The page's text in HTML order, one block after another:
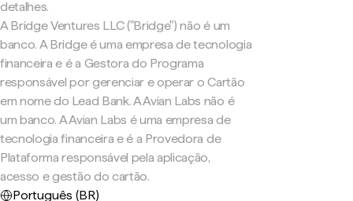
detalhes.
A Bridge Ventures LLC ("Bridge") não é um
banco. A Bridge é uma empresa de tecnologia
financeira e é a Gestora do Programa
responsável por gerenciar e operar o Cartão
em nome do Lead Bank. A Avian Labs não é
um banco. A Avian Labs é uma empresa de
tecnologia financeira e é a Provedora de
Plataforma responsável pela aplicação,
acesso e gestão do cartão.
Português (BR)